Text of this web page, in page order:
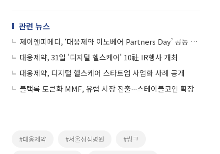
관련 뉴스
제이앤피메디, ‘대웅제약 이노베어 Partners Day’ 공동 참여
대웅제약, 31일 '디지털 헬스케어' 10社 IR행사 개최
대웅제약, 디지털 헬스케어 스타트업 사업화 사례 공개
블랙록 토큰화 MMF, 유럽 시장 진출∙∙∙스테이블코인 확장
#대웅제약 #서울성심병원 #씽크